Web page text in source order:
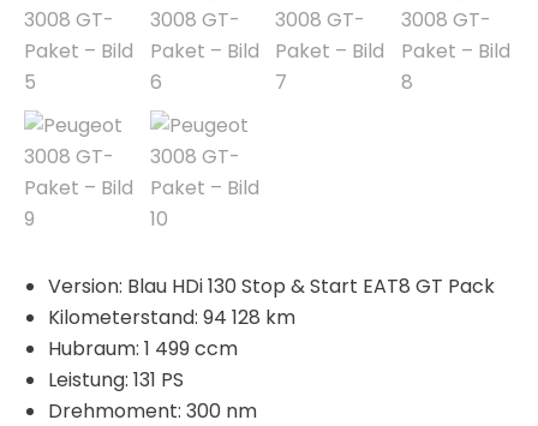
Version: Blau HDi 130 Stop & Start EAT8 GT Pack
Kilometerstand: 94 128 km
Hubraum: 1 499 ccm
Leistung: 131 PS
Drehmoment: 300 nm